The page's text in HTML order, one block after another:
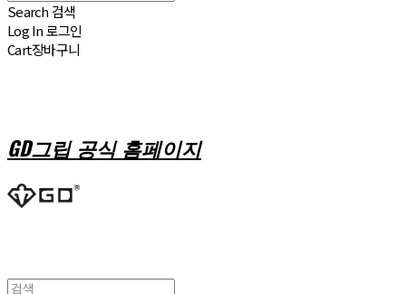
Search 검색
Log In로그인
Cart장바구니
GD그립 공식 홈페이지